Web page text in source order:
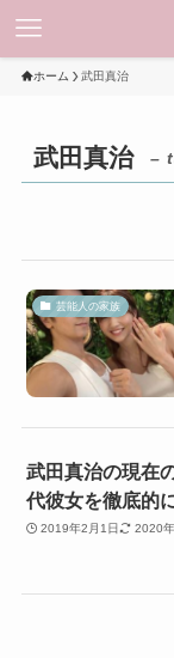
ホーム 武田真治
武田真治 –
芸能人の家族
武田真治の現在
代彼女を徹底的
2019年2月1日 2020